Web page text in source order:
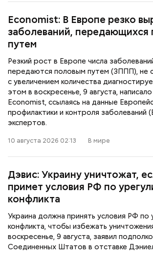
Economist: В Европе резко
заболеваний, передающихся
путем
Резкий рост в Европе числа
передаются половым путем (ЗППП), не
с увеличением количества
этом в воскресенье, 9 августа,
Economist, ссылаясь на данные
профилактики и контроля заболеваний
экспертов.
10 августа 2026 02:13 В мире
Дэвис: Украину уничтожат,
примет условия РФ по
конфликта
Украина должна принять условия РФ по
конфликта, чтобы избежать
воскресенье, 9 августа, заявил
Соединенных Штатов в отставке